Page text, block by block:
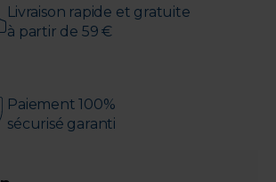
Livraison rapide et gratuite
à partir de 59 €
Paiement 100%
sécurisé garanti